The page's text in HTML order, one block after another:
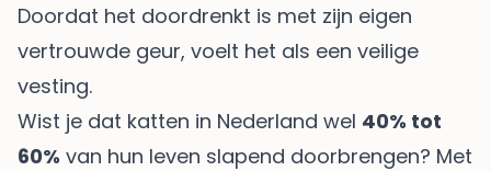
Doordat het doordrenkt is met zijn eigen
vertrouwde geur, voelt het als een veilige
vesting.
Wist je dat katten in Nederland wel 40% tot
60% van hun leven slapend doorbrengen? Met